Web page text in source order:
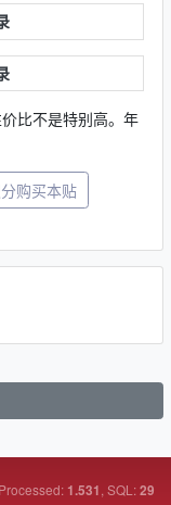
比不是特别高。年
购买本贴
Processed: 1.531, SQL:29